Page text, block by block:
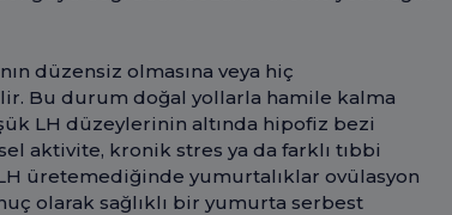
düzensiz olmasına veya hiç
Bu durum doğal yollarla hamile kalma
LH düzeylerinin altında hipofiz bezi
aktivite, kronik stres ya da farklı tıbbi
üretemediğinde yumurtalıklar ovülasyon
olarak sağlıklı bir yumurta serbest